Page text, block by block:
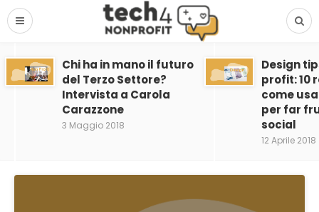
Chi ha in mano il futuro
del Terzo Settore?
Intervista a Carola
Carazzone
3 Maggio 2018
Design
profit: 10
come
per far
social
12 Aprile 2018